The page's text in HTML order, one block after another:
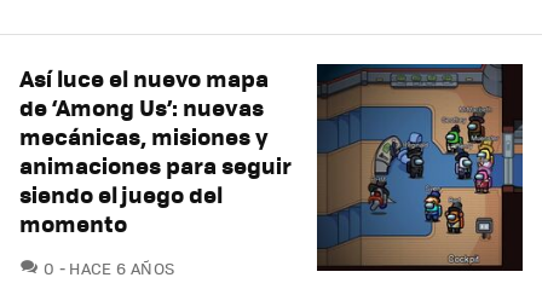
Así luce el nuevo mapa
de ‘Among Us’: nuevas
mecánicas, misiones y
animaciones para seguir
siendo el juego del
momento
0 COMENTARIOS
HACE 6 AÑOS